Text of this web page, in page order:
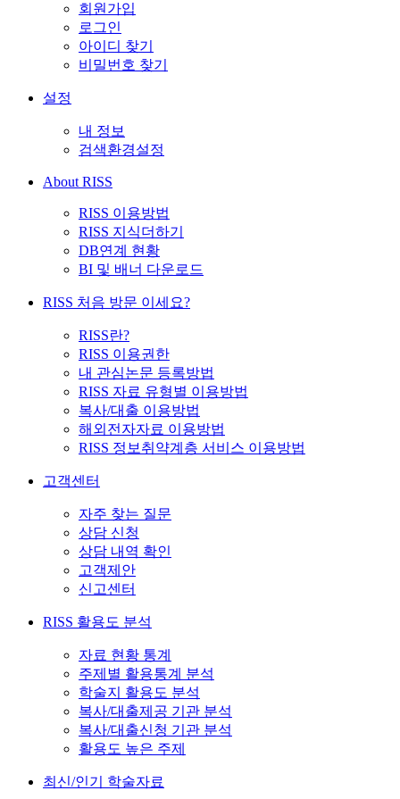
회원가입
로그인
아이디 찾기
비밀번호 찾기
설정
내 정보
검색환경설정
About RISS
RISS 이용방법
RISS 지식더하기
DB연계 현황
BI 및 배너 다운로드
RISS 처음 방문 이세요?
RISS란?
RISS 이용권한
내 관심논문 등록방법
RISS 자료 유형별 이용방법
복사/대출 이용방법
해외전자자료 이용방법
RISS 정보취약계층 서비스 이용방법
고객센터
자주 찾는 질문
상담 신청
상담 내역 확인
고객제안
신고센터
RISS 활용도 분석
자료 현황 통계
주제별 활용통계 분석
학술지 활용도 분석
복사/대출제공 기관 분석
복사/대출신청 기관 분석
활용도 높은 주제
최신/인기 학술자료